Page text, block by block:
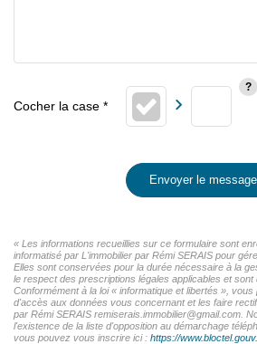
Envoyer le message
« Les informations recueillies sur ce formulaire sont
informatisé par L'immobilier par Rémi SERAIS pour
Elles sont conservées pour la durée nécessaire à la
le respect des prescriptions légales applicables et
Conformément à la loi « informatique et libertés »,
d'accès aux données vous concernant et les faire
par Rémi SERAIS remiserais.immobilier@gmail.com.
l'existence de la liste d'opposition au démarchage
vous pouvez vous inscrire ici : https://